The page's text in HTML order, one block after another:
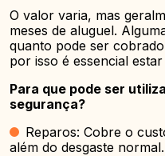
O valor varia, mas
meses de aluguel.
quanto pode ser
por isso é essencial
Para que pode ser
segurança?
Reparos: Cobre o
além do desgaste normal.